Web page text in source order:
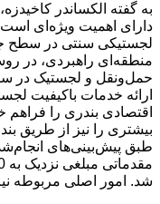
به گفته الکساندر
دارای اهمیت ویژه‌ای‌
لجستیکی سنتی در سطح
منطقه‌ای راهبردی، در
حمل‌ونقل و لجستیک در
ارائه خدمات باکیفیت
اقتصادی بندری را فراهم
بیشتری را نیز از طریق
شد. امور اصلی مربوطه نیز برای سال 2025